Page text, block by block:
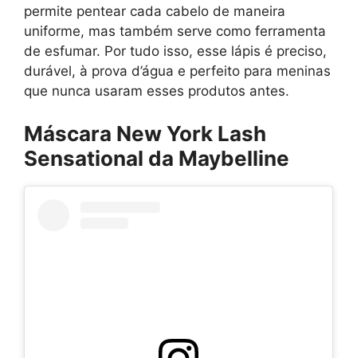
permite pentear cada cabelo de maneira
uniforme, mas também serve como ferramenta
de esfumar. Por tudo isso, esse lápis é preciso,
durável, à prova d’água e perfeito para meninas
que nunca usaram esses produtos antes.
Máscara New York Lash
Sensational da Maybelline